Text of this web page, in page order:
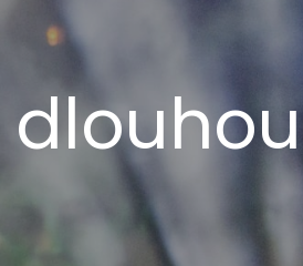
dlouhou